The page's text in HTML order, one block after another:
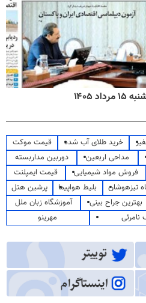
۱۴۰۵
خرید طلای آب شده
قیمت موکت
مداحی اربعین
دوربین مداربسته
فروش مواد شیمیایی
قیمت ایمپلنت
تیزهوشان بلیط هواپیما
پرشین هتل
بهترین جراح بینی
آموزشگاه زبان ملل
مهرینو